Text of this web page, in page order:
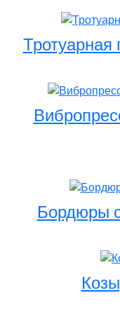
Тротуарная
Бордюры